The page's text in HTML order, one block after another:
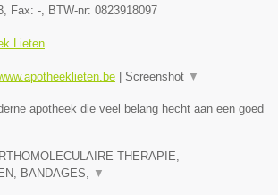
, Fax: - , BTW-nr: 0823918097
Lieten
Screenshot ▼
apotheek die veel belang hecht aan een goed
THERAPIE,
BANDAGES,
▼